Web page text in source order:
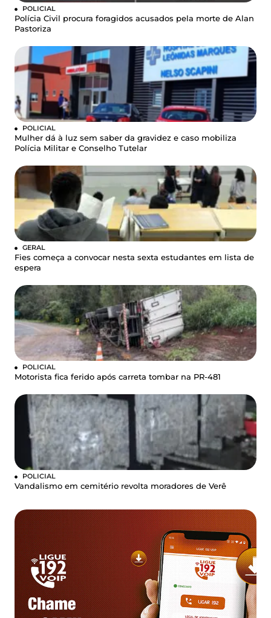
POLICIAL
Polícia Civil procura foragidos acusados pela morte de Alan
Pastoriza
POLICIAL
Mulher dá à luz sem saber da gravidez e caso mobiliza
Polícia Militar e Conselho Tutelar
GERAL
Fies começa a convocar nesta sexta estudantes em lista de
espera
POLICIAL
Motorista fica ferido após carreta tombar na PR-481
POLICIAL
Vandalismo em cemitério revolta moradores de Verê